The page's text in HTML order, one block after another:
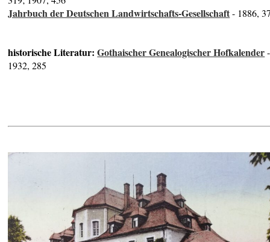
Jahrbuch der Deutschen Landwirtschafts-Gesellschaft- 1886,
historische Literatur:Gothaischer Genealogischer Hofkalender-
1932, 285